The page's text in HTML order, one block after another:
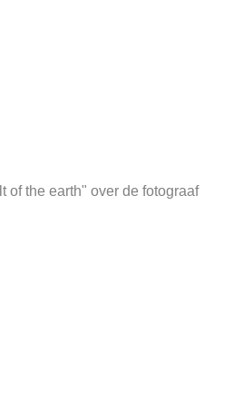
of the earth" over de fotograaf